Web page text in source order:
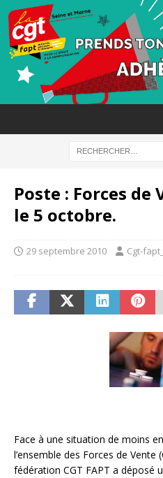
Poste : Forces de
le 5 octobre.
29 septembre 2010 Cgt-
Face à une situation de moins
l’ensemble des Forces de Vente
fédération CGT FAPT a déposé